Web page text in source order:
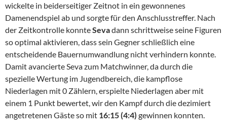
wickelte in beiderseitiger Zeitnot in ein gewonnenes
Damenendspiel ab und sorgte für den Anschlusstreffer. Nach
der Zeitkontrolle konnteSevadann schrittweise seine Figuren
so optimal aktivieren, dass sein Gegner schließlich eine
entscheidende Bauernumwandlung nicht verhindern konnte.
Damit avancierte Seva zum Matchwinner, da durch die
spezielle Wertung im Jugendbereich, die kampflose
Niederlagen mit 0 Zählern, erspielte Niederlagen aber mit
einem 1 Punkt bewertet, wir den Kampf durch die dezimiert
angetretenen Gäste so mit 16:15 (4:4) gewinnen konnten.